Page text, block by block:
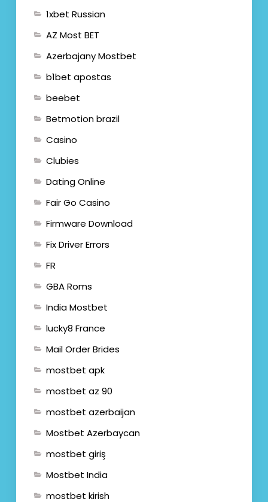
1xbet Russian
AZ Most BET
Azerbajany Mostbet
b1bet apostas
beebet
Betmotion brazil
Casino
Clubies
Dating Online
Fair Go Casino
Firmware Download
Fix Driver Errors
FR
GBA Roms
India Mostbet
lucky8 France
Mail Order Brides
mostbet apk
mostbet az 90
mostbet azerbaijan
Mostbet Azerbaycan
mostbet giriş
Mostbet India
mostbet kirish